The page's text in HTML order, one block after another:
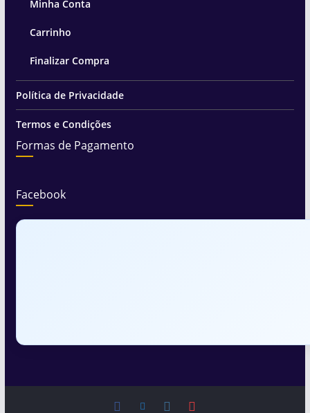
Minha Conta
Carrinho
Finalizar Compra
Política de Privacidade
Termos e Condições
Formas de Pagamento
Facebook